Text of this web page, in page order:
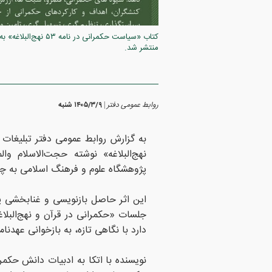
کتاب «سیاست
منتشر شد.
روابط عمومی دفتر ۱۴۰۵/۳/۹ شنبه
پژوهشگاه علوم و فرهنگ اسلامی
این اثر حاصل بازنویسی و
دارد با نگاهی تازه، به بازخوانی عهدنامه
نویسنده با اتکا به ادبیات دانش